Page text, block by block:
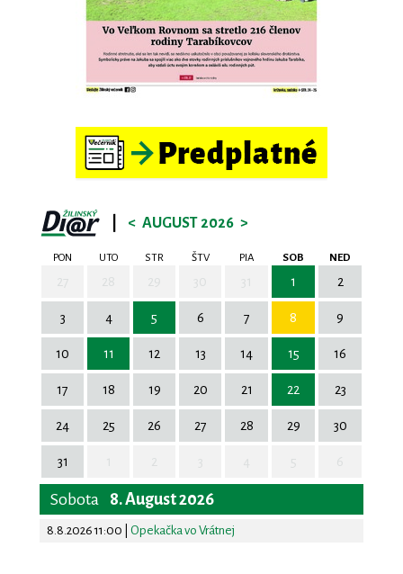
< AUGUST 2026 >
PON UTO STR ŠTV PIA SOB NED
1 2
3 4 5 6 7 8 9
10 11 12 13 14 15 16
17 18 19 20 21 22 23
24 25 26 27 28 29 30
31
Sobota 8. August 2026
8.8.2026 11:00 Opekačka vo Vrátnej